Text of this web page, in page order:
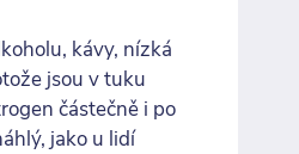
kávy, nízká
jsou v tuku
částečně i po
jako u lidí